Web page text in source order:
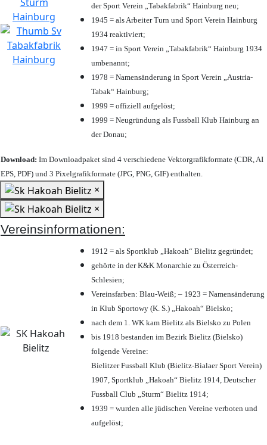
der Sport Verein „Tabakfabrik“ Hainburg neu;
1945 = als Arbeiter Turn und Sport Verein Hainburg
1934 reaktiviert;
1947 = in Sport Verein „Tabakfabrik“ Hainburg 1934
umbenannt;
1978 = Namensänderung in Sport Verein „Austria-
Tabak“ Hainburg;
1999 = offiziell aufgelöst;
1999 = Neugründung als Fussball Klub Hainburg an
der Donau;
Download: Im Downloadpaket sind 4 verschiedene Vektorgrafikformate (CDR, AI
EPS, PDF) und 3 Pixelgrafikformate (JPG, PNG, GIF) enthalten.
×
×
Vereinsinformationen:
1912 = als Sportklub „Hakoah“ Bielitz gegründet;
gehörte in der K&K Monarchie zu Österreich-
Schlesien;
Vereinsfarben: Blau-Weiß; – 1923 = Namensänderung
in Klub Sportowy (K. S.) „Hakoah“ Bielsko;
nach dem 1. WK kam Bielitz als Bielsko zu Polen
bis 1918 bestanden im Bezirk Bielitz (Bielsko)
folgende Vereine:
Bielitzer Fussball Klub (Bielitz-Bialaer Sport Verein)
1907, Sportklub „Hakoah“ Bielitz 1914, Deutscher
Fussball Club „Sturm“ Bielitz 1914;
1939 = wurden alle jüdischen Vereine verboten und
aufgelöst;